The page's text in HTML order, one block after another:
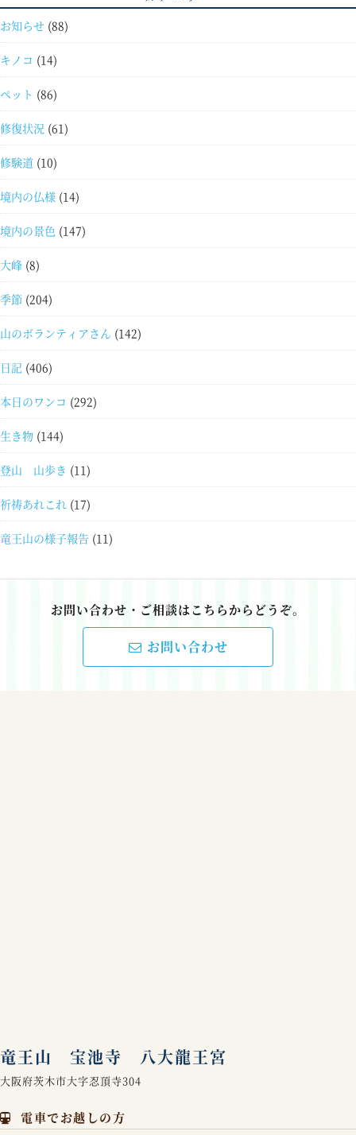
お知らせ (88)
キノコ (14)
ペット (86)
修復状況 (61)
修験道 (10)
境内の仏様 (14)
境内の景色 (147)
大峰 (8)
季節 (204)
山のボランティアさん (142)
日記 (406)
本日のワンコ (292)
生き物 (144)
登山 山歩き (11)
祈祷あれこれ (17)
竜王山の様子報告 (11)
お問い合わせ・ご相談はこちらからどうぞ。
お問い合わせ
竜王山 宝池寺 八大龍王宮
大阪府茨木市大字忍頂寺304
電車でお越しの方